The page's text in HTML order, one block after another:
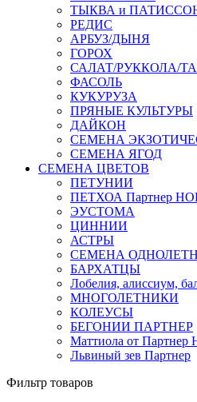
ТЫКВА и
РЕДИС
АРБУЗ/ДЫНЯ
ГОРОХ
САЛАТ/РУККОЛА/
ФАСОЛЬ
КУКУРУЗА
ПРЯНЫЕ КУЛЬТУРЫ
ДАЙКОН
СЕМЕНА
СЕМЕНА ЯГОД
СЕМЕНА ЦВЕТОВ
ПЕТУНИИ
ПЕТХОА Партнер
ЭУСТОМА
ЦИННИИ
АСТРЫ
СЕМЕНА
БАРХАТЦЫ
Лобелия, алиссиум,
МНОГОЛЕТНИКИ
КОЛЕУСЫ
БЕГОНИИ ПАРТНЕР
Маттиола от Партнер
Львиный зев Партнер
Фильтр товаров